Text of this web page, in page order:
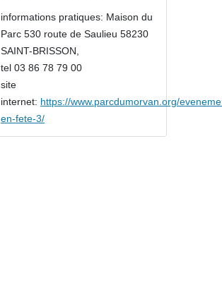
informations pratiques: Maison du
Parc 530 route de Saulieu 58230
SAINT-BRISSON,
tel 03 86 78 79 00
site
internet: https://www.parcdumorvan.org/
en-fete-3/